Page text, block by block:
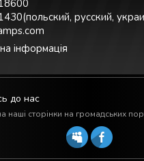
русский,
інформація
до нас
наші сторінки на громадських